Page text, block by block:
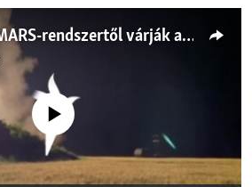
Az ukránok a HIMARS-rendszertől várják az orosz offenzíva megállítását
nincs elérhető tartalom